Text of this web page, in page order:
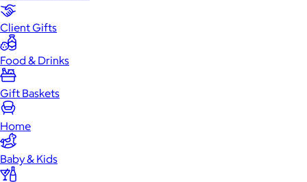
Client Gifts
Food & Drinks
Gift Baskets
Home
Baby & Kids